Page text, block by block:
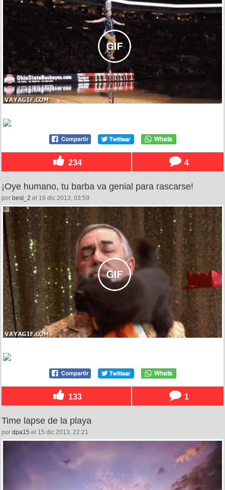
234 4
¡Oye humano, tu barba va genial para rascarse!
por best_2 el 16 dic 2013, 03:59
133 1
Time lapse de la playa
por dpa15 el 15 dic 2013, 22:21